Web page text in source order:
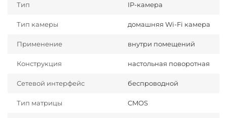
Тип IP-камера
Тип камеры домашняя Wi-Fi камера
Применение внутри помещений
Конструкция настольная поворотная
Сетевой интерфейс беспроводной
Тип матрицы CMOS